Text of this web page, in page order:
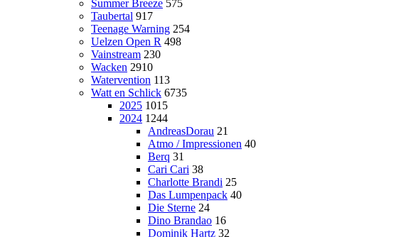
Summer Breeze 575
Taubertal 917
Teenage Warning 254
Uelzen Open R 498
Vainstream 230
Wacken 2910
Watervention 113
Watt en Schlick 6735
2025 1015
2024 1244
AndreasDorau 21
Atmo / Impressionen 40
Berq 31
Cari Cari 38
Charlotte Brandi 25
Das Lumpenpack 40
Die Sterne 24
Dino Brandao 16
Dominik Hartz 32